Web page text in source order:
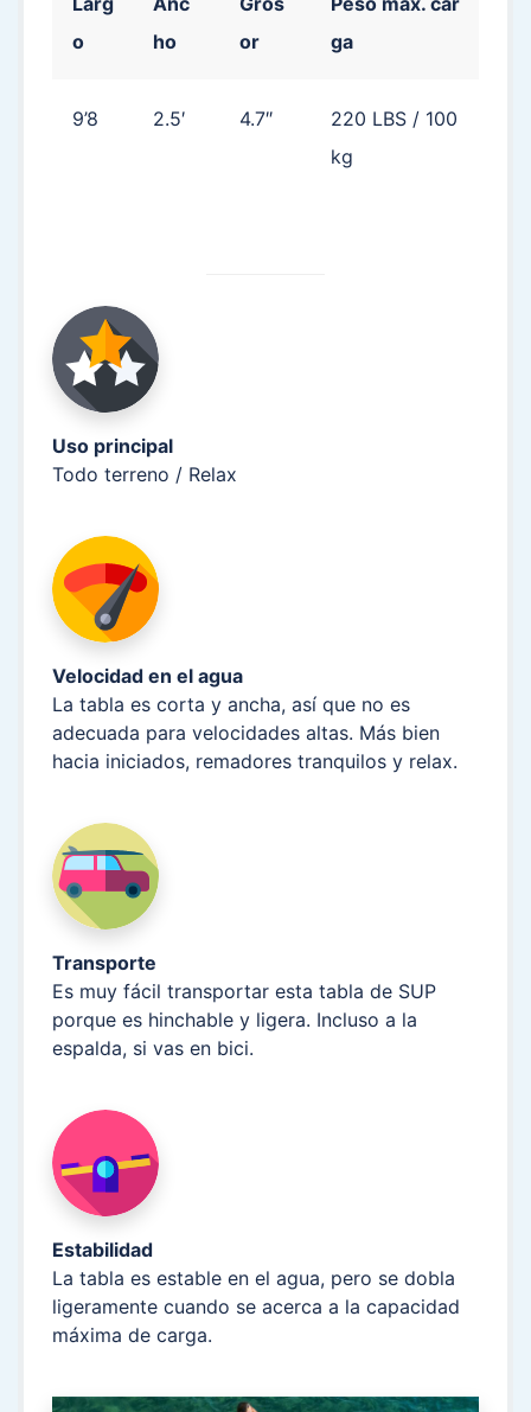
o
ho
or
ga
9’8 2.5′ 4.7″
220 LBS / 100
kg
Uso principal
Todo terreno / Relax
Velocidad en el agua
La tabla es corta y ancha, así que no es
adecuada para velocidades altas. Más bien
hacia iniciados, remadores tranquilos y relax.
Transporte
Es muy fácil transportar esta tabla de SUP
porque es hinchable y ligera. Incluso a la
espalda, si vas en bici.
Estabilidad
La tabla es estable en el agua, pero se dobla
ligeramente cuando se acerca a la capacidad
máxima de carga.